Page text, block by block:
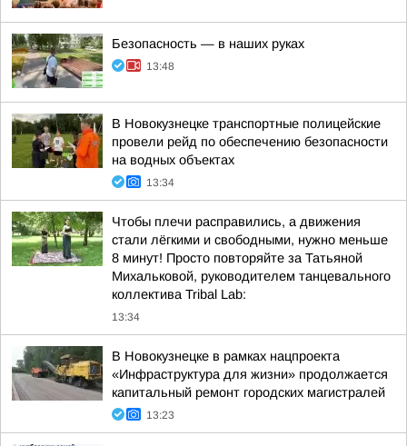
Безопасность — в наших руках
13:48
В Новокузнецке транспортные полицейские
провели рейд по обеспечению безопасности
на водных объектах
13:34
Чтобы плечи расправились, а движения
стали лёгкими и свободными, нужно меньше
8 минут! Просто повторяйте за Татьяной
Михальковой, руководителем танцевального
коллектива Tribal Lab:
13:34
В Новокузнецке в рамках нацпроекта
«Инфраструктура для жизни» продолжается
капитальный ремонт городских магистралей
13:23